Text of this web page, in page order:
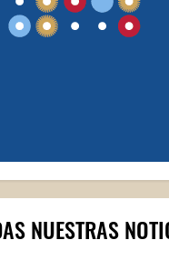
NUESTRAS